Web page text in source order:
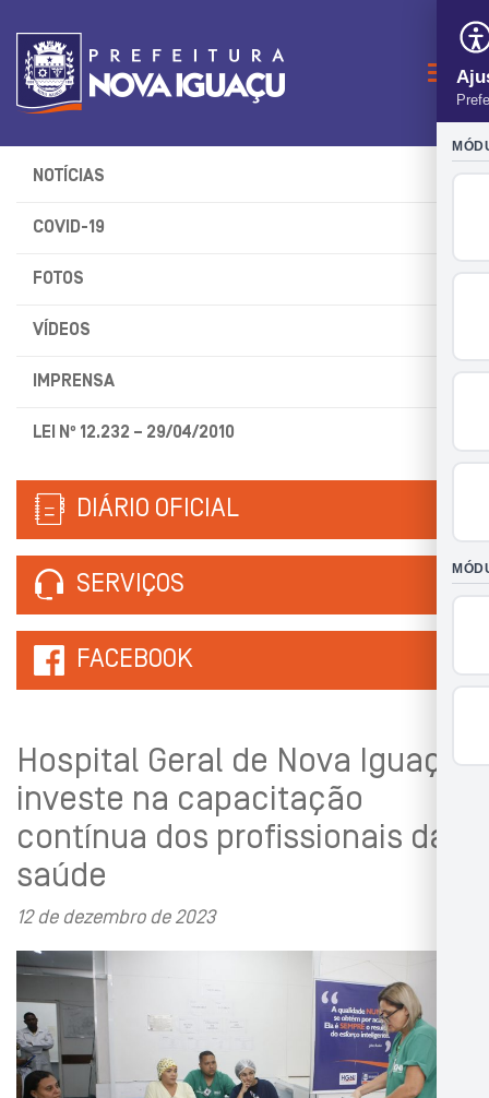
NOTÍCIAS
COVID-19
FOTOS
VÍDEOS
IMPRENSA
LEI Nº 12.232 – 29/04/2010
DIÁRIO OFICIAL
SERVIÇOS
FACEBOOK
Hospital Geral de Nova Iguaçu
investe na capacitação
contínua dos profissionais da
saúde
12 de dezembro de 2023